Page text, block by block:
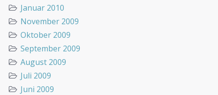
Januar 2010
November 2009
Oktober 2009
September 2009
August 2009
Juli 2009
Juni 2009